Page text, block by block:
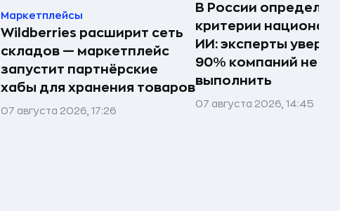
Маркетплейсы
Wildberries расширит сеть
складов — маркетплейс
запустит партнёрские
хабы для хранения товаров
07 августа 2026, 17:26
В России
критерии
ИИ: эксперты
90% компаний не
выполнить
07 августа 2026, 14:45